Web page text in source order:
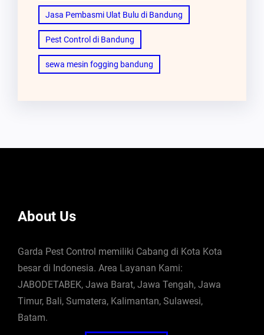
Jasa Pembasmi Ulat Bulu di Bandung
Pest Control di Bandung
sewa mesin fogging bandung
About Us
Garda Pest Control memiliki Cabang di Kota Kota
besar di Indonesia. Area Layanan Kami:
JABODETABEK, Jawa Barat, Jawa Tengah, Jawa
Timur, Bali, Sumatera, Kalimantan, Sulawesi,
Batam.